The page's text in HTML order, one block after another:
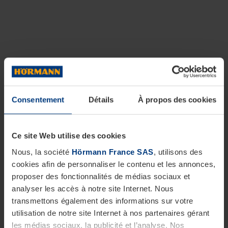
Consentement Détails À propos des cookies
Ce site Web utilise des cookies
Nous, la société Hörmann France SAS, utilisons des
cookies afin de personnaliser le contenu et les annonces,
proposer des fonctionnalités de médias sociaux et
analyser les accès à notre site Internet. Nous
transmettons également des informations sur votre
utilisation de notre site Internet à nos partenaires gérant
les médias sociaux, la publicité et l’analyse. Nos